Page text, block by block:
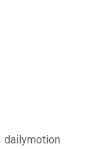
مسلسل من النظرة الثانية الجزء 2 الحلقة 9 dailymotion